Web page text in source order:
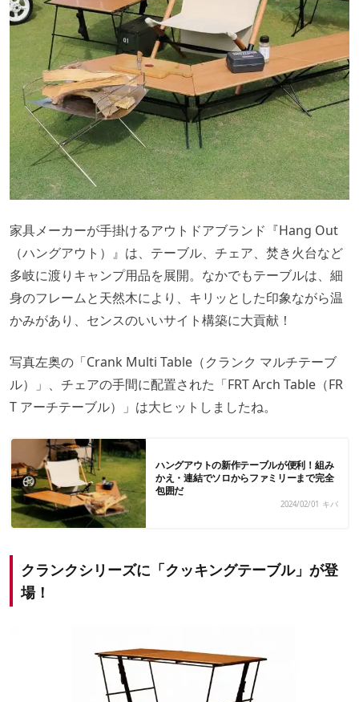
家具メーカーが手掛けるアウトドアブランド『Hang Out
（ハングアウト）』は、テーブル、チェア、焚き火台など
多岐に渡りキャンプ用品を展開。なかでもテーブルは、細
身のフレームと天然木により、キリッとした印象ながら温
かみがあり、センスのいいサイト構築に大貢献！
写真左奥の「Crank Multi Table（クランク マルチテーブ
ル）」、チェアの手間に配置された「FRT Arch Table（FR
T アーチテーブル）」は大ヒットしましたね。
ハングアウトの新作テーブルが便利！組み
かえ・連結でソロからファミリーまで完全
包囲だ
2024/02/01 キバ
クランクシリーズに「クッキングテーブル」が登
場！